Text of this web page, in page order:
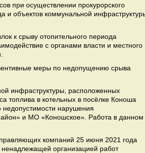
при осуществлении прокурорского
и объектов коммунальной
к срыву отопительного периода
с органами власти и местного
меры по недопущению срыва
инфраструктуры, расположенных
топлива в котельных в посёлке Коноша
нарушения
и МО «Коношское». Работа в данном
компаний 25 июня 2021 года
организацией работ